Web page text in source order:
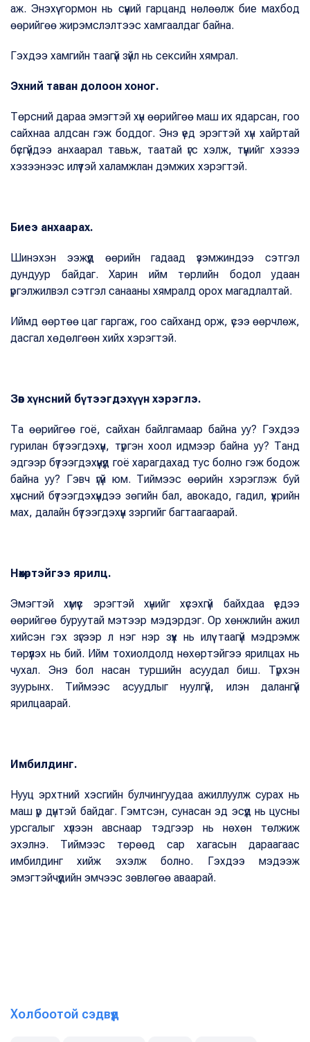
аж. Энэхүү гормон нь сүүний гарцанд нөлөөлж бие махбод
өөрийгөө жирэмслэлтээс хамгаалдаг байна.
Гэхдээ хамгийн таагүй зүйл нь сексийн хямрал.
Эхний таван долоон хоног.
Төрсний дараа эмэгтэй хүн өөрийгөө маш их ядарсан, гоо
сайхнаа алдсан гэж боддог. Энэ үед эрэгтэй хүн хайртай
бүсгүйдээ анхаарал тавьж, таатай үгс хэлж, түүнийг хэзээ
хэзээнээс илүүтэй халамжлан дэмжих хэрэгтэй.
Биеэ анхаарах.
Шинэхэн ээжүүд өөрийн гадаад үзэмжиндээ сэтгэл
дундуур байдаг. Харин ийм төрлийн бодол удаан
үргэлжилвэл сэтгэл санааны хямралд орох магадлалтай.
Иймд өөртөө цаг гаргаж, гоо сайханд орж, үсээ өөрчлөж,
дасгал хөдөлгөөн хийх хэрэгтэй.
Зөв хүнсний бүтээгдэхүүн хэрэглэ.
Та өөрийгөө гоё, сайхан байлгамаар байна уу? Гэхдээ
гурилан бүтээгдэхүүн, түргэн хоол идмээр байна уу? Танд
эдгээр бүтээгдэхүүнүүд гоё харагдахад тус болно гэж бодож
байна уу? Гэвч үгүй юм. Тиймээс өөрийн хэрэглэж буй
хүнсний бүтээгдэхүүндээ зөгийн бал, авокадо, гадил, үхрийн
мах, далайн бүтээгдэхүүн зэргийг багтаагаарай.
Нөхөртэйгээ ярилц.
Эмэгтэй хүмүүс эрэгтэй хүнийг хүсэхгүй байхдаа үедээ
өөрийгөө буруутай мэтээр мэдэрдэг. Ор хөнжлийн ажил
хийсэн гэх зүгээр л нэг нэр зүүх нь илүү таагүй мэдрэмж
төрүүлэх нь бий. Ийм тохиолдолд нөхөртэйгээ ярилцах нь
чухал. Энэ бол насан туршийн асуудал биш. Түрхэн
зуурынх. Тиймээс асуудлыг нуулгүй, илэн далангүй
ярилцаарай.
Имбилдинг.
Нууц эрхтний хэсгийн булчингуудаа ажиллуулж сурах нь
маш үр дүнтэй байдаг. Гэмтсэн, сунасан эд эсүүд нь цусны
урсгалыг хүлээн авснаар тэдгээр нь нөхөн төлжиж
эхэлнэ. Тиймээс төрөөд сар хагасын дараагаас
имбилдинг хийж эхэлж болно. Гэхдээ мэдээж
эмэгтэйчүүдийн эмчээс зөвлөгөө аваарай.
Холбоотой сэдвүүд